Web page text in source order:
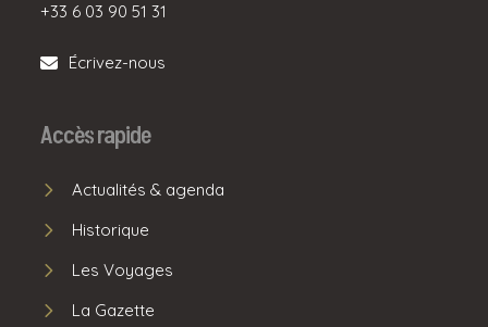
+33 6 03 90 51 31
Écrivez-nous
Accès rapide
Actualités & agenda
Historique
Les Voyages
La Gazette